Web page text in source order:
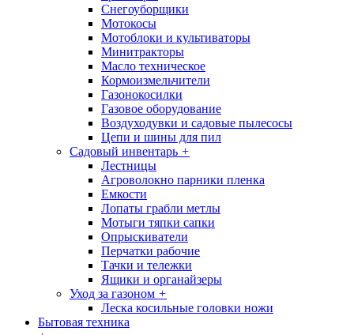
Снегоуборщики
Мотокосы
Мотоблоки и культиваторы
Минитракторы
Масло техническое
Кормоизмельчители
Газонокосилки
Газовое оборудование
Воздуходувки и садовые пылесосы
Цепи и шины для пил
Садовый инвентарь +
Лестницы
Агроволокно парники пленка
Емкости
Лопаты грабли метлы
Мотыги тяпки сапки
Опрыскиватели
Перчатки рабочие
Тачки и тележки
Ящики и органайзеры
Уход за газоном +
Леска косильные головки ножи
Бытовая техника